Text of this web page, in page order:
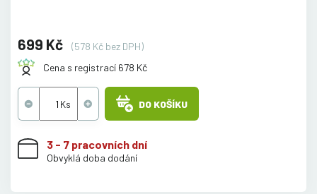
699 Kč
(578 Kč bez DPH)
Cena s registrací 678 Kč
DO KOŠÍKU
3 - 7 pracovních dní
Obvyklá doba dodání